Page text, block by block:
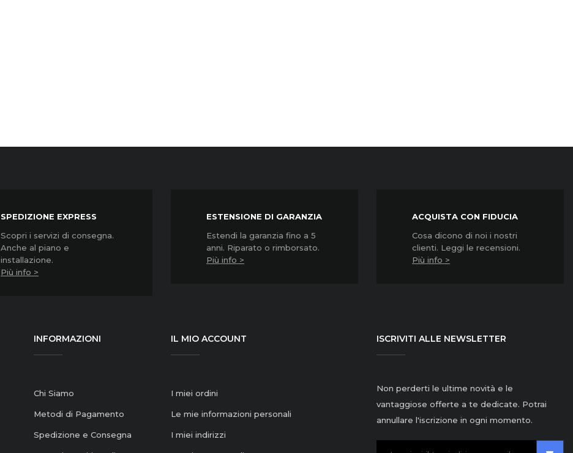
SPEDIZIONE EXPRESS
Scopri i servizi di consegna.
Anche al piano e
installazione.
Più info >
ESTENSIONE DI GARANZIA
Estendi la garanzia fino a 5
anni. Riparato o rimborsato.
Più info >
ACQUISTA CON FIDUCIA
Cosa dicono di noi i nostri
clienti. Leggi le recensioni.
Più info >
INFORMAZIONI
Chi Siamo
Metodi di Pagamento
Spedizione e Consegna
IL MIO ACCOUNT
I miei ordini
Le mie informazioni personali
I miei indirizzi
ISCRIVITI ALLE NEWSLETTER
Non perderti le ultime novità e le
vantaggiose offerte a te dedicate. Potrai
annullare l'iscrizione in ogni momento.